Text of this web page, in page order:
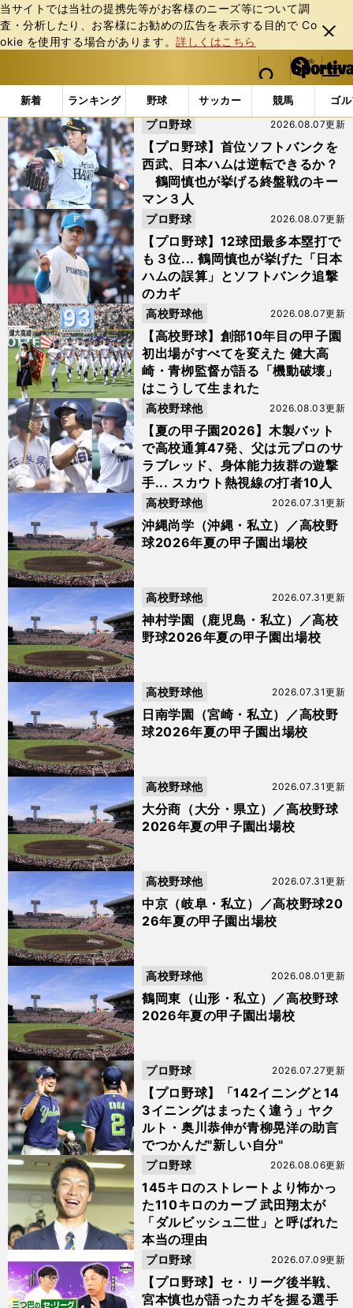
当サイトでは当社の提携先等がお客様のニーズ等について調
査・分析したり、お客様にお勧めの広告を表⽰する⽬的で Co
okie を使⽤する場合があります。詳しくはこちら
閉じ
る
web Sportiva (webスポルティーバ)
検索
マイペ
ー
ジ
メニュ
新着 ランキング 野球 サッカー 競馬 ゴ
b
ス
ポ
ル
テ
ィ
ー
バ
「ソフトバンク」の検索結果
【プロ野球】首位ソフトバンクを
西武、日本ハムは逆転できるか？
鶴岡慎也が挙げる終盤戦のキー
マン３人
2026.08.07更新
プロ野球
【プロ野球】12球団最多本塁打で
も３位... 鶴岡慎也が挙げた「日本
ハムの誤算」とソフトバンク追撃
のカギ
2026.08.07更新
プロ野球
【高校野球】創部10年目の甲子園
初出場がすべてを変えた 健大高
崎・青栁監督が語る「機動破壊」
はこうして生まれた
2026.08.07更新
高校野球他
【夏の甲子園2026】木製バット
で高校通算47発、父は元プロのサ
ラブレッド、身体能力抜群の遊撃
手... スカウト熱視線の打者10人
2026.08.03更新
高校野球他
沖縄尚学（沖縄・私立）／高校野
球2026年夏の甲子園出場校
2026.07.31更新
高校野球他
神村学園（鹿児島・私立）／高校
野球2026年夏の甲子園出場校
2026.07.31更新
高校野球他
日南学園（宮崎・私立）／高校野
球2026年夏の甲子園出場校
2026.07.31更新
高校野球他
大分商（大分・県立）／高校野球
2026年夏の甲子園出場校
2026.07.31更新
高校野球他
中京（岐阜・私立）／高校野球20
26年夏の甲子園出場校
2026.07.31更新
高校野球他
鶴岡東（山形・私立）／高校野球
2026年夏の甲子園出場校
2026.08.01更新
高校野球他
【プロ野球】「142イニングと14
3イニングはまったく違う」ヤク
ルト・奥川恭伸が青柳晃洋の助言
でつかんだ"新しい自分"
2026.07.27更新
プロ野球
145キロのストレートより怖かっ
た110キロのカーブ 武田翔太が
「ダルビッシュ二世」と呼ばれた
本当の理由
2026.08.06更新
プロ野球
【プロ野球】セ・リーグ後半戦、
宮本慎也が語ったカギを握る選手
2026.07.09更新
プロ野球